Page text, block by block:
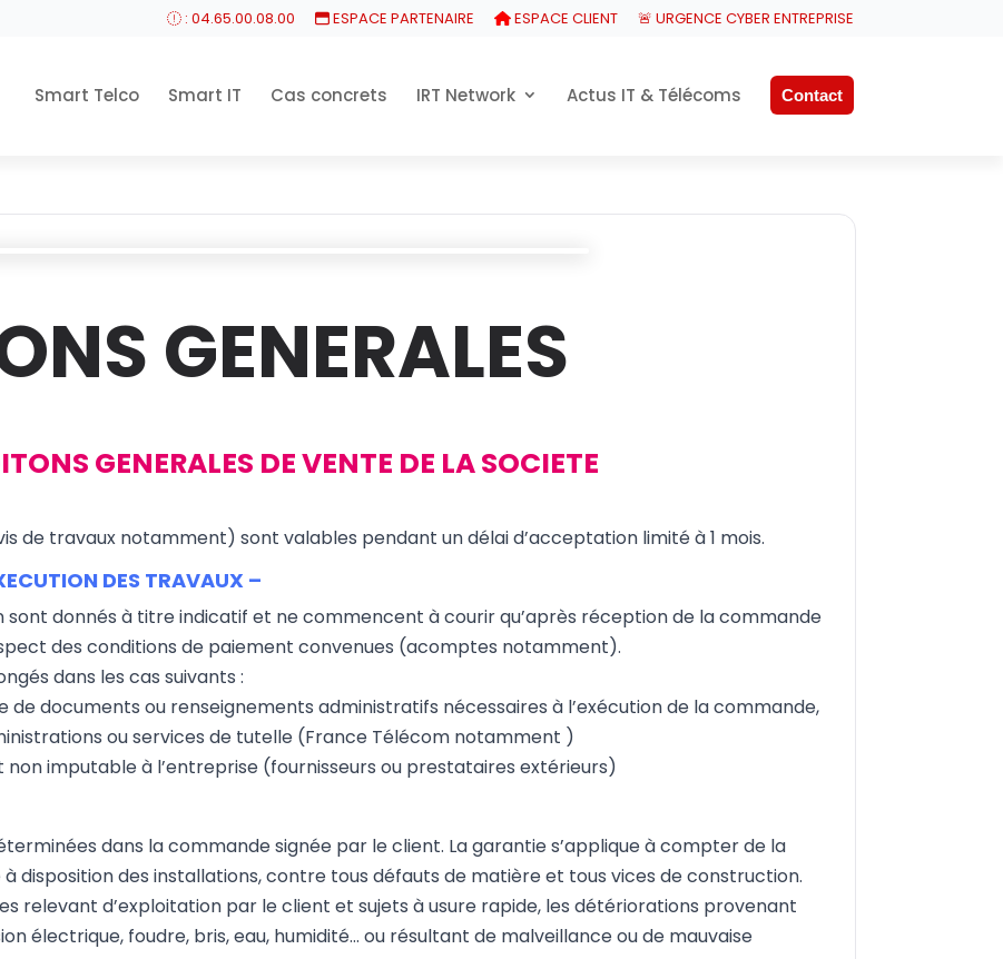
: 04.65.00.08.00 ESPACE PARTENAIRE ESPACE CLIENT 🚨 URGENCE CYBER ENTREPRISE
Smart Telco Smart IT Cas concrets IRT Network Actus IT & Télécoms Contact
GENERALES
GENERALES DE VENTE DE LA SOCIETE
de travaux notamment) sont valables pendant un délai d’acceptation limité à 1 mois.
DES TRAVAUX –
sont donnés à titre indicatif et ne commencent à courir qu’après réception de la commande
des conditions de paiement convenues (acomptes notamment).
dans les cas suivants :
documents ou renseignements administratifs nécessaires à l’exécution de la commande,
ou services de tutelle (France Télécom notamment )
imputable à l’entreprise (fournisseurs ou prestataires extérieurs)
dans la commande signée par le client. La garantie s’applique à compter de la
disposition des installations, contre tous défauts de matière et tous vices de construction.
relevant d’exploitation par le client et sujets à usure rapide, les détériorations provenant
électrique, foudre, bris, eau, humidité… ou résultant de malveillance ou de mauvaise